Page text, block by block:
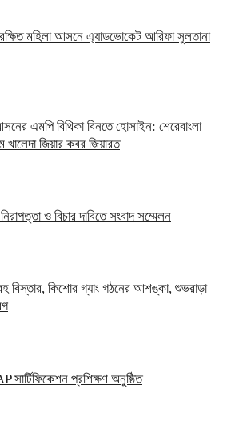
মহিলা আসনে এ্যাডভোকেট আরিফা সুলতানা
এমপি বিথিকা বিনতে হোসাইন: শেরেবাংলা
জিয়ার কবর জিয়ারত
ও বিচার দাবিতে সংবাদ সম্মেলন
বিস্তার, কিশোর গ্যাং গঠনের আশঙ্কা, শুভরাড়া
সার্টিফিকেশন প্রশিক্ষণ অনুষ্ঠিত